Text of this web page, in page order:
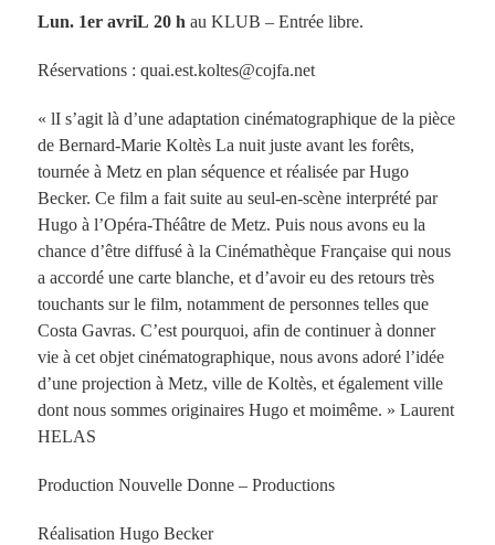
Lun. 1er avriL 20 h au KLUB – Entrée libre.
Réservations : quai.est.koltes@cojfa.net
« lI s’agit là d’une adaptation cinématographique de la pièce
de Bernard-Marie Koltès La nuit juste avant les forêts,
tournée à Metz en plan séquence et réalisée par Hugo
Becker. Ce film a fait suite au seul-en-scène interprété par
Hugo à l’Opéra-Théâtre de Metz. Puis nous avons eu la
chance d’être diffusé à la Cinémathèque Française qui nous
a accordé une carte blanche, et d’avoir eu des retours très
touchants sur le film, notamment de personnes telles que
Costa Gavras. C’est pourquoi, afin de continuer à donner
vie à cet objet cinématographique, nous avons adoré l’idée
d’une projection à Metz, ville de Koltès, et également ville
dont nous sommes originaires Hugo et moimême. » Laurent
HELAS
Production Nouvelle Donne – Productions
Réalisation Hugo Becker